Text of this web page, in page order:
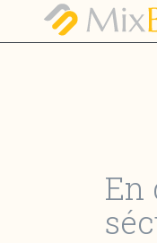
En